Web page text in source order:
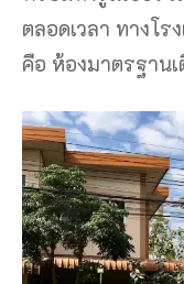
ตลอดเวลา ทางโ
คือ ห้องมาตรฐาน